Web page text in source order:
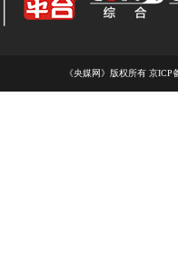
《央媒网》版权所有 京ICP